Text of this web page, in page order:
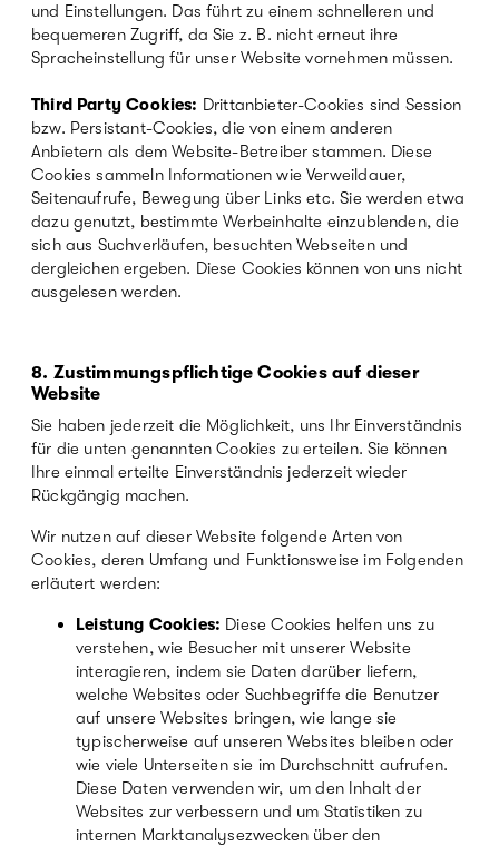
und Einstellungen. Das führt zu einem schnelleren und
bequemeren Zugriff, da Sie z. B. nicht erneut ihre
Spracheinstellung für unser Website vornehmen müssen.
Third Party Cookies: Drittanbieter-Cookies sind Session
bzw. Persistant-Cookies, die von einem anderen
Anbietern als dem Website-Betreiber stammen. Diese
Cookies sammeln Informationen wie Verweildauer,
Seitenaufrufe, Bewegung über Links etc. Sie werden etwa
dazu genutzt, bestimmte Werbeinhalte einzublenden, die
sich aus Suchverläufen, besuchten Webseiten und
dergleichen ergeben. Diese Cookies können von uns nicht
ausgelesen werden.
8. Zustimmungspflichtige Cookies auf dieser
Website
Sie haben jederzeit die Möglichkeit, uns Ihr Einverständnis
für die unten genannten Cookies zu erteilen. Sie können
Ihre einmal erteilte Einverständnis jederzeit wieder
Rückgängig machen.
Wir nutzen auf dieser Website folgende Arten von
Cookies, deren Umfang und Funktionsweise im Folgenden
erläutert werden:
Leistung Cookies: Diese Cookies helfen uns zu
verstehen, wie Besucher mit unserer Website
interagieren, indem sie Daten darüber liefern,
welche Websites oder Suchbegriffe die Benutzer
auf unsere Websites bringen, wie lange sie
typischerweise auf unseren Websites bleiben oder
wie viele Unterseiten sie im Durchschnitt aufrufen.
Diese Daten verwenden wir, um den Inhalt der
Websites zur verbessern und um Statistiken zu
internen Marktanalysezwecken über den